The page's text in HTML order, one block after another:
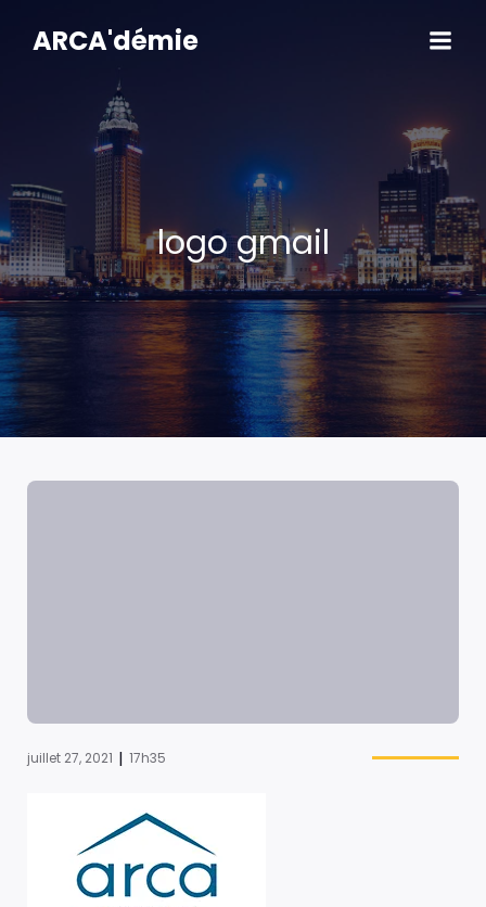
contenuARCA'démie
logo gmail
juillet 27, 2021 | 17h35